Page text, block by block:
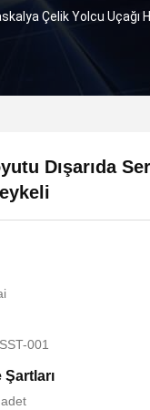
Çelik Yolcu Uçağı
Dışarıda
001